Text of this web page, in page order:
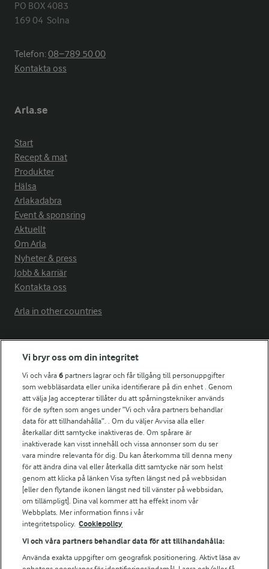
PO BOX 4083
169 04  Solna
Telefon:08−789 50 00
Kontakta oss
Arla.se
Start
Recept & mat
Produkter
Hälsa
Arlakadabra
Event & sponsring
Aktuellt
Om Arla
Nyheter & press
Jobb & karriär
Kontakta oss
Arla in other countries
Fler Arlasajter
För ägare
Arlas kundportal
Arla.com
Falbygdens Ost
Arla webbshop
Bildbank
Följ oss
Vi bryr oss om din integritet
Vi och våra6 partners lagrar och får tillgång till personuppgifter
som webbläsardata eller unika identifierare på din enhet . Genom
att välja Jag accepterar tillåter du att spårningstekniker används
för de syften som anges under ”Vi och våra partners behandlar
data för att tillhandahålla”. . Om du väljer Avvisa alla eller
återkallar ditt samtycke inaktiveras de. Om spårare är
inaktiverade kan visst innehåll och vissa annonser som du ser
vara mindre relevanta för dig. Du kan återkomma till denna meny
för att ändra dina val eller återkalla ditt samtycke när som helst
genom att klicka på länken Visa syften längst ned på webbsidan
[eller den flytande ikonen längst ned till vänster på webbsidan,
om tillämpligt]. Dina val kommer att ha effekt inom vår
Webbplats. Mer information finns i vår
integritetspolicy. Cookiepolicy
Vi och våra partners behandlar data för att tillhandahålla:
Använda exakta uppgifter om geografisk positionering. Aktivt läsa av